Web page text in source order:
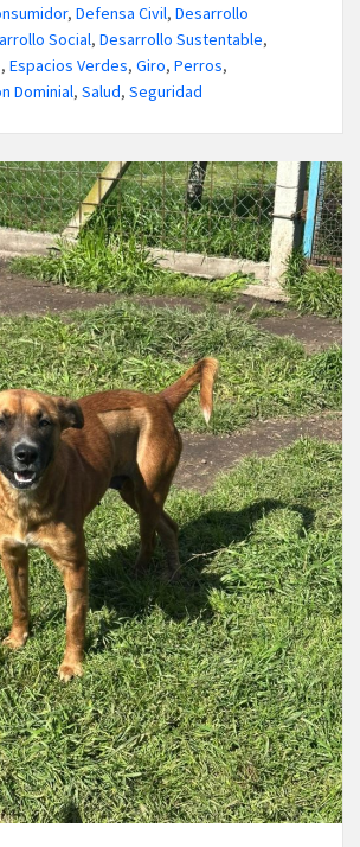
, Defensa Civil, Desarrollo
Social, Desarrollo Sustentable,
, Espacios Verdes, Giro, Perros,
Dominial, Salud, Seguridad